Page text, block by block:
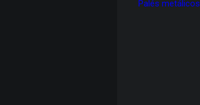
Palés metálicos